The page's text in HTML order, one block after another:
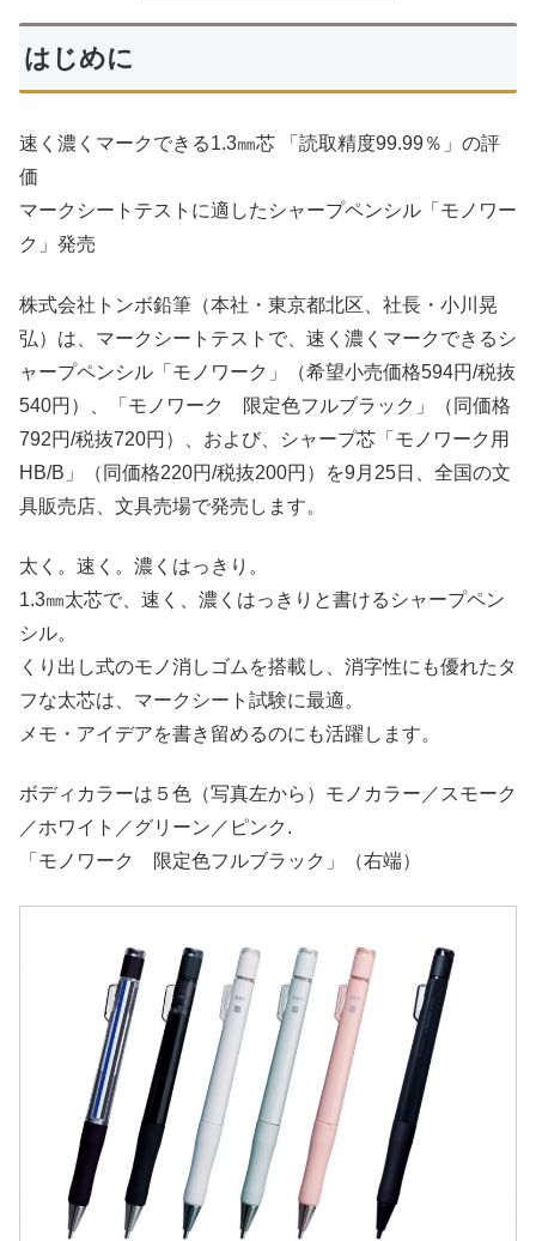
はじめに
速く濃くマークできる1.3㎜芯 「読取精度99.99％」の評
価
マークシートテストに適したシャープペンシル「モノワー
ク」発売
株式会社トンボ鉛筆（本社・東京都北区、社長・小川晃
弘）は、マークシートテストで、速く濃くマークできるシ
ャープペンシル「モノワーク」（希望小売価格594円/税抜
540円）、「モノワーク 限定色フルブラック」（同価格
792円/税抜720円）、および、シャープ芯「モノワーク用
HB/B」（同価格220円/税抜200円）を9月25日、全国の文
具販売店、文具売場で発売します。
太く。速く。濃くはっきり。
1.3㎜太芯で、速く、濃くはっきりと書けるシャープペン
シル。
くり出し式のモノ消しゴムを搭載し、消字性にも優れたタ
フな太芯は、マークシート試験に最適。
メモ・アイデアを書き留めるのにも活躍します。
ボディカラーは５色（写真左から）モノカラー／スモーク
／ホワイト／グリーン／ピンク.
「モノワーク 限定色フルブラック」（右端）